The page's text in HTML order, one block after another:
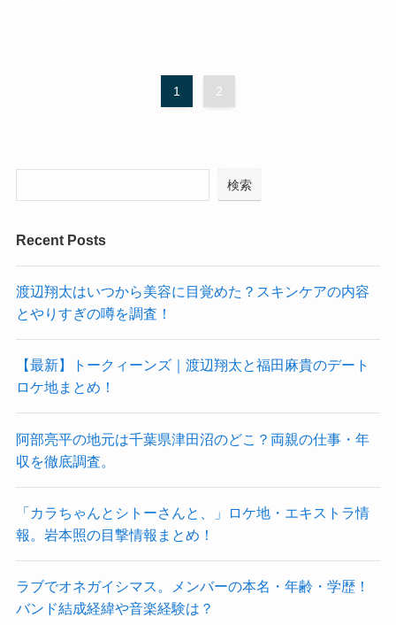
1 2
検索
Recent Posts
渡辺翔太はいつから美容に目覚めた？スキンケアの内容
とやりすぎの噂を調査！
【最新】トークィーンズ｜渡辺翔太と福田麻貴のデート
ロケ地まとめ！
阿部亮平の地元は千葉県津田沼のどこ？両親の仕事・年
収を徹底調査。
「カラちゃんとシトーさんと、」ロケ地・エキストラ情
報。岩本照の目撃情報まとめ！
ラブでオネガイシマス。メンバーの本名・年齢・学歴！
バンド結成経緯や音楽経験は？